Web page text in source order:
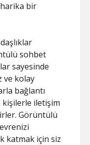
harika bir
sohbet
sayesinde
ve kolay
bağlantı
iletişim
Görüntülü
katmak için siz